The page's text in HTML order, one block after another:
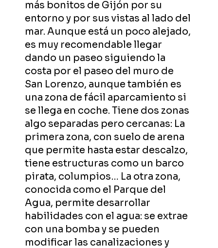
más bonitos de Gijón por su
entorno y por sus vistas al lado del
mar. Aunque está un poco alejado,
es muy recomendable llegar
dando un paseo siguiendo la
costa por el paseo del muro de
San Lorenzo, aunque también es
una zona de fácil aparcamiento si
se llega en coche. Tiene dos zonas
algo separadas pero cercanas: La
primera zona, con suelo de arena
que permite hasta estar descalzo,
tiene estructuras como un barco
pirata, columpios… La otra zona,
conocida como el Parque del
Agua, permite desarrollar
habilidades con el agua: se extrae
con una bomba y se pueden
modificar las canalizaciones y